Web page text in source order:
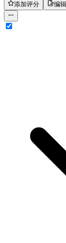
添加评分
编